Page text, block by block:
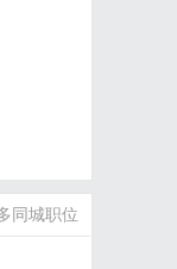
同城职位